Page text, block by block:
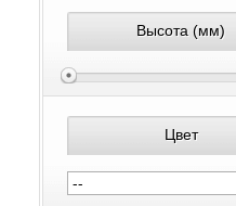
Высота (мм)
Цвет